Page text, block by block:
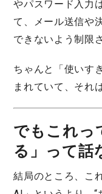
やパスワード入力
て、メール送信や
できないよう制限
ちゃんと「使いす
まれていて、それ
でもこれっ
る」って話
結局のところ、こ